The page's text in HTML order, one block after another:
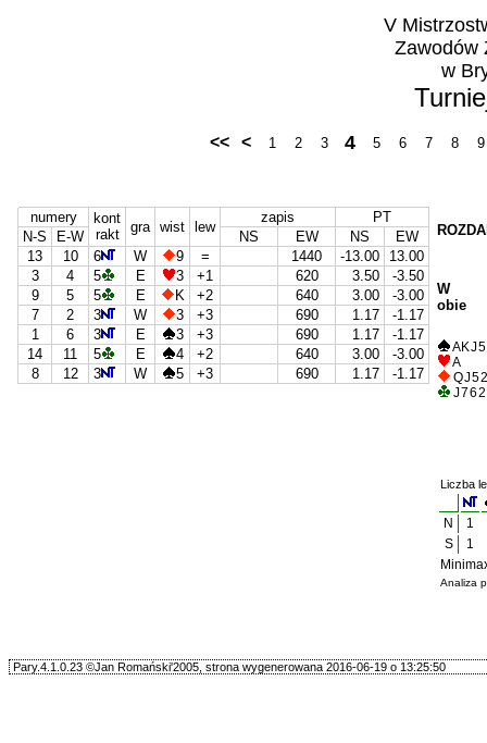
V
Zawodów
w
<< < 1 2 3 4 5 6 7 8 9
numery
kont
rakt
gra wist lew
zapis
PT
N-S
E-W NS EW NS
EW
13
10 6 W 9 = 1440 -13.00
13.00
3
4 5 E 3 +1 620 3.50
-3.50
9
5 5 E K +2 640 3.00
-3.00
7
2 3 W 3 +3 690 1.17
-1.17
1
6 3 E 3 +3 690 1.17
-1.17
14
11 5 E 4 +2 640 3.00
-3.00
8
12 3 W 5 +3 690 1.17 -1.17
W
obie
A K J 5
A
Q J 5 2
J 7 6 2
Liczba
N
1
S
1
Analiza
Pary.4.1.0.23 ©Jan Romański'2005, strona wygenerowana 2016-06-19 o 13:25:50